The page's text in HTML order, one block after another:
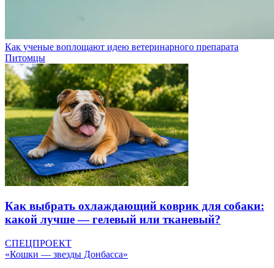
Как ученые воплощают идею ветеринарного препарата
Питомцы
Как выбрать охлаждающий коврик для собаки:
какой лучше — гелевый или тканевый?
СПЕЦПРОЕКТ
«Кошки — звезды Донбасса»